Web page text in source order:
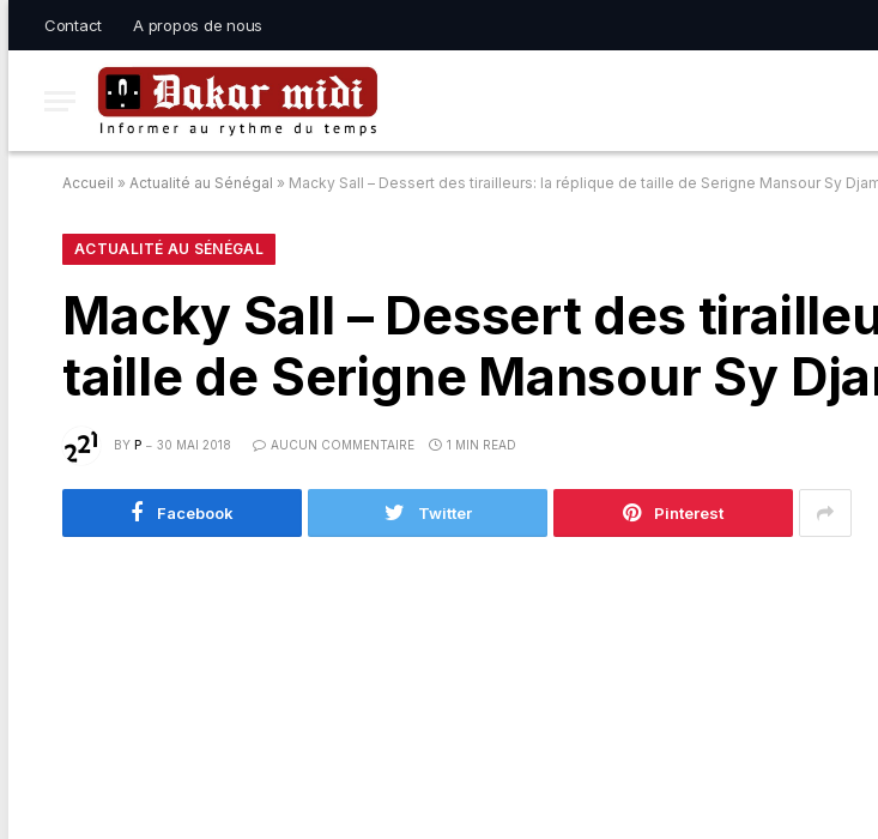
Contact A propos de nous
Accueil » Actualité au Sénégal » Macky Sall – Dessert des tirailleurs: la réplique de taille de Serigne Mansour Sy
ACTUALITÉ AU SÉNÉGAL
Macky Sall – Dessert des
taille de Serigne Mansour Sy
BY P 30 MAI 2018 AUCUN COMMENTAIRE 1 MIN READ
Facebook Twitter Pinterest